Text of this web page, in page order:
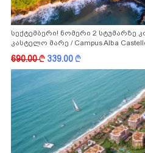
სექტემბერი! ნომერი 2 სტუმარზე
კასტელო მარე / Campus Alba
-სგან!
690.00k 339.00k